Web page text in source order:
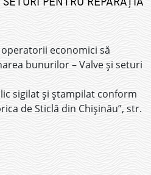
operatorii economici să
bunurilor – Valve și seturi
sigilat și ștampilat conform
de Sticlă din Chișinău”, str.